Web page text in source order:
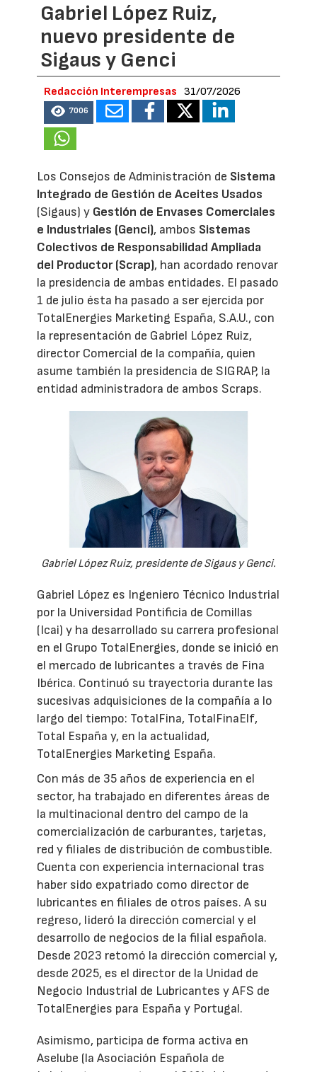
Gabriel López Ruiz,
nuevo presidente de
Sigaus y Genci
Redacción Interempresas 31/07/2026
7006
Los Consejos de Administración de Sistema
Integrado de Gestión de Aceites Usados
(Sigaus) y Gestión de Envases Comerciales
e Industriales (Genci), ambos Sistemas
Colectivos de Responsabilidad Ampliada
del Productor (Scrap), han acordado renovar
la presidencia de ambas entidades. El pasado
1 de julio ésta ha pasado a ser ejercida por
TotalEnergies Marketing España, S.A.U., con
la representación de Gabriel López Ruiz,
director Comercial de la compañía, quien
asume también la presidencia de SIGRAP, la
entidad administradora de ambos Scraps.
Gabriel López Ruiz, presidente de Sigaus y Genci.
Gabriel López es Ingeniero Técnico Industrial
por la Universidad Pontificia de Comillas
(Icai) y ha desarrollado su carrera profesional
en el Grupo TotalEnergies, donde se inició en
el mercado de lubricantes a través de Fina
Ibérica. Continuó su trayectoria durante las
sucesivas adquisiciones de la compañía a lo
largo del tiempo: TotalFina, TotalFinaElf,
Total España y, en la actualidad,
TotalEnergies Marketing España.
Con más de 35 años de experiencia en el
sector, ha trabajado en diferentes áreas de
la multinacional dentro del campo de la
comercialización de carburantes, tarjetas,
red y filiales de distribución de combustible.
Cuenta con experiencia internacional tras
haber sido expatriado como director de
lubricantes en filiales de otros países. A su
regreso, lideró la dirección comercial y el
desarrollo de negocios de la filial española.
Desde 2023 retomó la dirección comercial y,
desde 2025, es el director de la Unidad de
Negocio Industrial de Lubricantes y AFS de
TotalEnergies para España y Portugal.
Asimismo, participa de forma activa en
Aselube (la Asociación Española de